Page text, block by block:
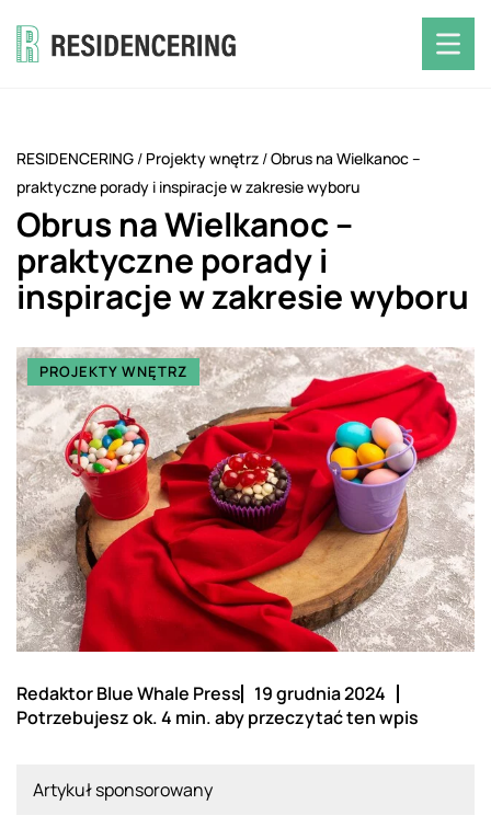
RESIDENCERING / Projekty wnętrz /Obrus na Wielkanoc –
praktyczne porady i inspiracje w zakresie wyboru
Obrus na Wielkanoc –
praktyczne porady i
inspiracje w zakresie wyboru
PROJEKTY WNĘTRZ
Redaktor Blue Whale Press
19 grudnia 2024
Potrzebujesz ok. 4 min. aby przeczytać ten wpis
Artykuł sponsorowany